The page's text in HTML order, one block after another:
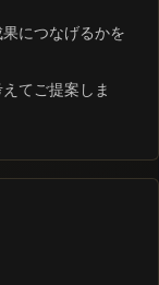
につなげるかを
てご提案しま